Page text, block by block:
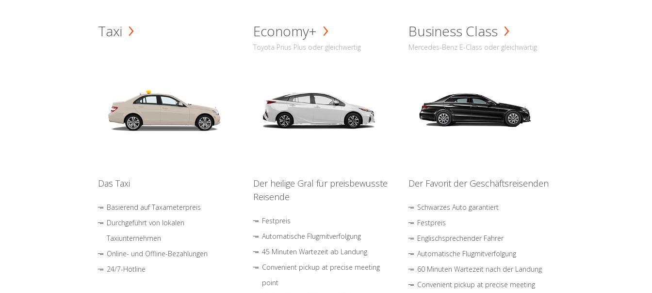
Taxi
Das Taxi
Basierend auf Taxameterpreis
Durchgeführt von lokalen
Taxiunternehmen
Online- und Offline-Bezahlungen
24/7-Hotline
Economy+
Toyota Prius Plus oder gleichwertig
Der heilige Gral für preisbewusste
Reisende
Festpreis
Automatische Flugmitverfolgung
45 Minuten Wartezeit ab Landung
Convenient pickup at precise meeting
point
Business Class
Mercedes-Benz E-Class oder gleichwärtig
Der Favorit der Geschäftsreisenden
Schwarzes Auto garantiert
Festpreis
Englischsprechender Fahrer
Automatische Flugmitverfolgung
60 Minuten Wartezeit nach der Landung
Convenient pickup at precise meeting